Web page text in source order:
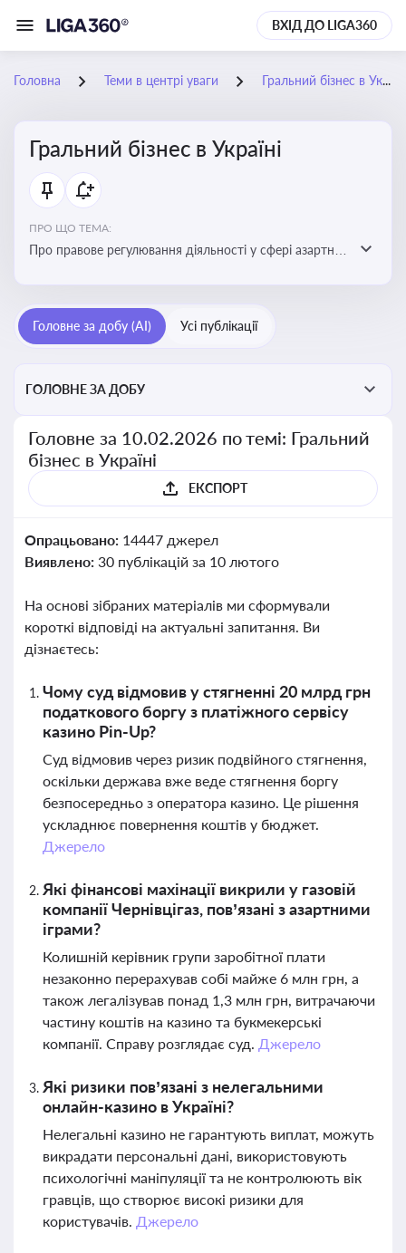
ВХІД ДО LIGA360
Головна Теми в центрі уваги Гральний бізнес в Україні
Гральний бізнес в Україні
ПРО ЩО ТЕМА:
Про правове регулювання діяльності у сфері азартних
реальні кейси
Головне за добу (AI) Усі публікації
ГОЛОВНЕ ЗА ДОБУ
Головне за 10.02.2026 по темі: Гральний
бізнес в Україні
ЕКСПОРТ
Опрацьовано: 14447 джерел
Виявлено: 30 публікацій за 10 лютого
На основі зібраних матеріалів ми сформували
короткі відповіді на актуальні запитання. Ви
дізнаєтесь:
Чому суд відмовив у стягненні 20 млрд грн
податкового боргу з платіжного сервісу
казино Pin-Up?
Суд відмовив через ризик подвійного стягнення,
оскільки держава вже веде стягнення боргу
безпосередньо з оператора казино. Це рішення
ускладнює повернення коштів у бюджет.
Джерело
Які фінансові махінації викрили у газовій
компанії Чернівцігаз, пов’язані з азартними
іграми?
Колишній керівник групи заробітної плати
незаконно перерахував собі майже 6 млн грн, а
також легалізував понад 1,3 млн грн, витрачаючи
частину коштів на казино та букмекерські
компанії. Справу розглядає суд. Джерело
Які ризики пов’язані з нелегальними
онлайн-казино в Україні?
Нелегальні казино не гарантують виплат, можуть
викрадати персональні дані, використовують
психологічні маніпуляції та не контролюють вік
гравців, що створює високі ризики для
користувачів. Джерело